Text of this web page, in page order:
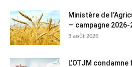
Ministère de
— campagne 2026-
3 août 2026
L’OTJM